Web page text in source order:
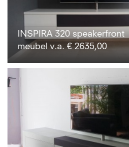
INSPIRA 320 speakerfront
meubel v.a. € 2635,00